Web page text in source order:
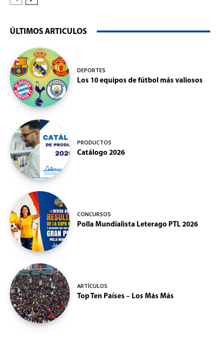
ÚLTIMOS ARTICULOS
DEPORTES
Los 10 equipos de fútbol más valiosos
PRODUCTOS
Catálogo 2026
CONCURSOS
Polla Mundialista Leterago PTL 2026
ARTÍCULOS
Top Ten Países – Los Más Más